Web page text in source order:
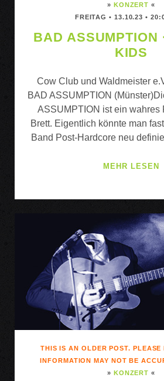
» KONZERT «
FREITAG • 13.10.23 •
BAD ASSUMPTION
KIDS
Cow Club und Waldmeister
BAD ASSUMPTION
ASSUMPTION ist ein wahres
Brett. Eigentlich könnte man
Band Post-Hardcore neu
MEHR LESEN
THIS IS AN OLDER POST. PLEASE
INFORMATION MAY NOT BE
» KONZERT «